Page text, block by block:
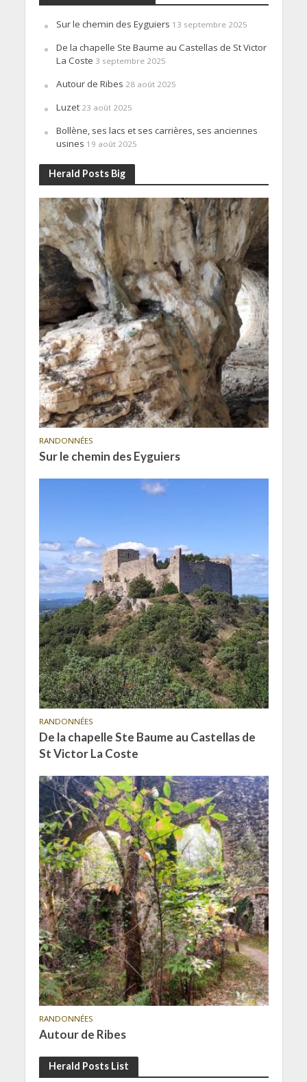
Sur le chemin des Eyguiers 13 septembre 2025
De la chapelle Ste Baume au Castellas de St Victor
La Coste 3 septembre 2025
Autour de Ribes 28 août 2025
Luzet 23 août 2025
Bollène, ses lacs et ses carrières, ses anciennes
usines 19 août 2025
Herald Posts Big
RANDONNÉES
Sur le chemin des Eyguiers
RANDONNÉES
De la chapelle Ste Baume au Castellas de
St Victor La Coste
RANDONNÉES
Autour de Ribes
Herald Posts List